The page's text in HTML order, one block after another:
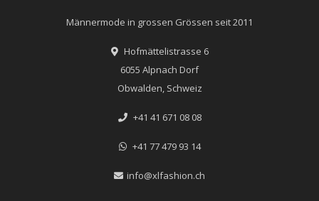
Männermode in grossen Grössen seit 2011
Hofmättelistrasse 6
6055 Alpnach Dorf
Obwalden, Schweiz
+41 41 671 08 08
+41 77 479 93 14
info@xlfashion.ch